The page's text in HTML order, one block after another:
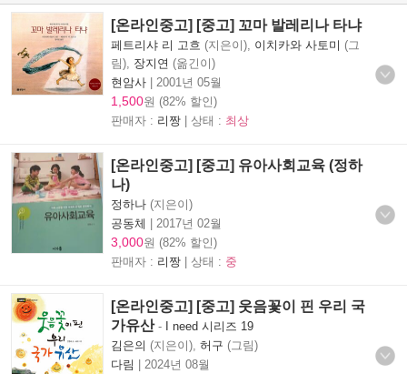
[온라인중고] [중고] 꼬마 발레리나 타냐
페트리샤 리 고흐 (지은이), 이치카와 사토미 (그
림), 장지연 (옮긴이)
현암사 | 2001년 05월
1,500원 (82% 할인)
판매자 : 리짱 | 상태 : 최상
[온라인중고] [중고] 유아사회교육 (정하
나)
정하나 (지은이)
공동체 | 2017년 02월
3,000원 (82% 할인)
판매자 : 리짱 | 상태 : 중
[온라인중고] [중고] 웃음꽃이 핀 우리 국
가유산- I need 시리즈 19
김은의 (지은이), 허구 (그림)
다림 | 2024년 08월